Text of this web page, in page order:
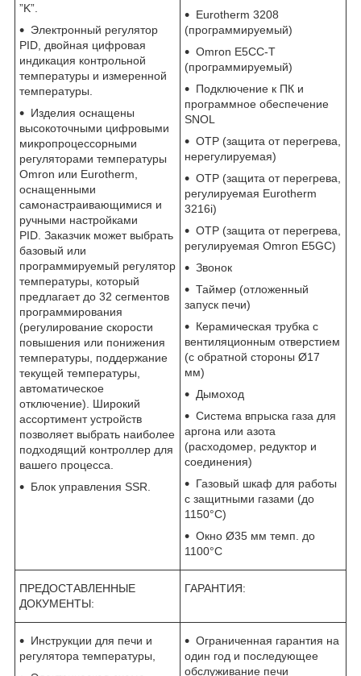
”K”.
Электронный регулятор
PID, двойная цифровая
индикация контрольной
температуры и измеренной
температуры.
Изделия оснащены
высокоточными цифровыми
микропроцессорными
регуляторами температуры
Omron или Eurotherm,
оснащенными
самонастраивающимися и
ручными настройками
PID. Заказчик может выбрать
базовый или
программируемый регулятор
температуры, который
предлагает до 32 сегментов
программирования
(регулирование скорости
повышения или понижения
температуры, поддержание
текущей температуры,
автоматическое
отключение). Широкий
ассортимент устройств
позволяет выбрать наиболее
подходящий контроллер для
вашего процесса.
Блок управления SSR.
Eurotherm 3208
(программируемый)
Omron E5CC-T
(программируемый)
Подключение к ПК и
программное обеспечение
SNOL
OTP (защита от перегрева,
нерегулируемая)
OTP (защита от перегрева,
регулируемая Eurotherm
3216i)
OTP (защита от перегрева,
регулируемая Omron E5GC)
Звонок
Таймер (отложенный
запуск печи)
Керамическая трубка с
вентиляционным отверстием
(с обратной стороны Ø17
мм)
Дымоход
Система впрыска газа для
аргона или азота
(расходомер, редуктор и
соединения)
Газовый шкаф для работы
с защитными газами (до
1150°C)
Окно Ø35 мм темп. до
1100°C
ПРЕДОСТАВЛЕННЫЕ
ДОКУМЕНТЫ:
ГАРАНТИЯ:
Инструкции для печи и
регулятора температуры,
Ограниченная гарантия на
один год и последующее
обслуживание печи